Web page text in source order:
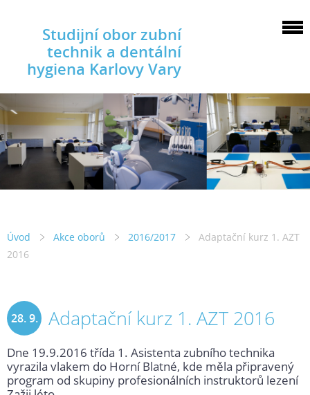
Studijní obor zubní
technik a dentální
hygiena Karlovy Vary
Úvod Akce oborů 2016/2017
Adaptační kurz 1. AZT
2016
28. 9.
2016
Adaptační kurz 1. AZT 2016
Dne 19.9.2016 třída 1. Asistenta zubního technika
vyrazila vlakem do Horní Blatné, kde měla připravený
program od skupiny profesionálních instruktorů lezení